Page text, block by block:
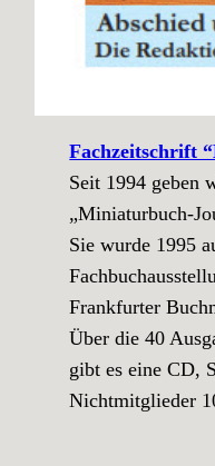
Fachzeitschrift
Seit 1994 geben
„Miniaturbuch-
Sie wurde 1995
Frankfurter
Über die 40
gibt es eine CD,
Nichtmitglieder